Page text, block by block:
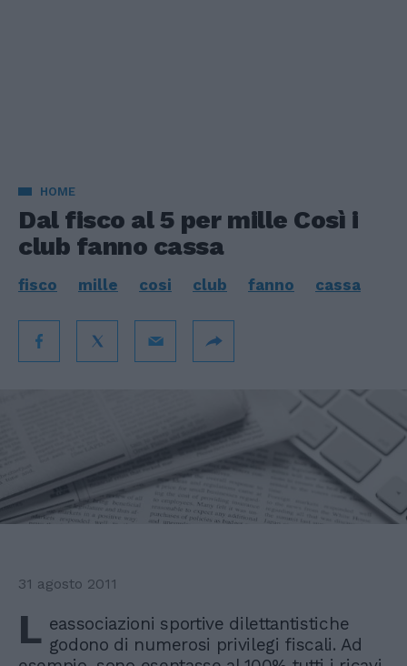
HOME
Dal fisco al 5 per mille Così i
club fanno cassa
fisco mille cosi club fanno cassa
31 agosto 2011
L eassociazioni sportive dilettantistiche
godono di numerosi privilegi fiscali. Ad